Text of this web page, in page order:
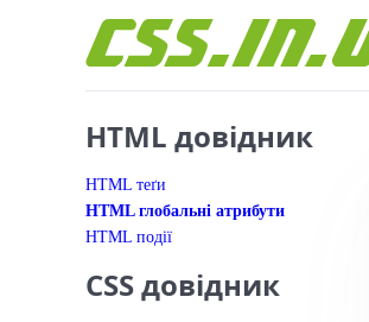
HTML довідник
HTML теґи
HTML глобальні атрибути
HTML події
CSS довідник